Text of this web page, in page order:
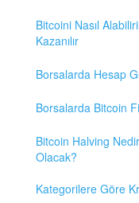
Bitcoini Nasıl
Kazanılır
Borsalarda Hesap
Borsalarda Bitcoin
Bitcoin Halving
Olacak?
Kategorilere Göre